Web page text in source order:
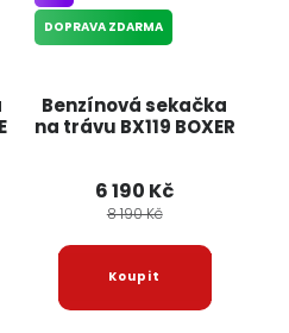
Benzínová sekačka
na trávu BX119 BOXER
DOPRAVA ZDARMA
6 190 Kč
8 190 Kč